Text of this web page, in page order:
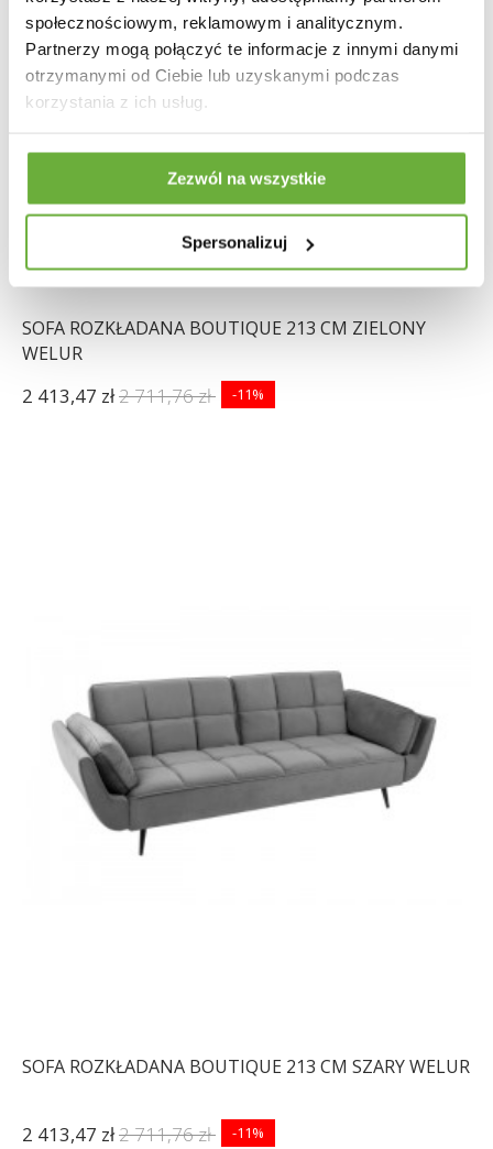
społecznościowym, reklamowym i analitycznym.
Partnerzy mogą połączyć te informacje z innymi danymi
otrzymanymi od Ciebie lub uzyskanymi podczas
korzystania z ich usług.
Zezwól na wszystkie
Spersonalizuj
SOFA ROZKŁADANA BOUTIQUE 213 CM ZIELONY
WELUR
2 413,47 zł2 711,76 zł -11%
SOFA ROZKŁADANA BOUTIQUE 213 CM SZARY WELUR
2 413,47 zł2 711,76 zł -11%